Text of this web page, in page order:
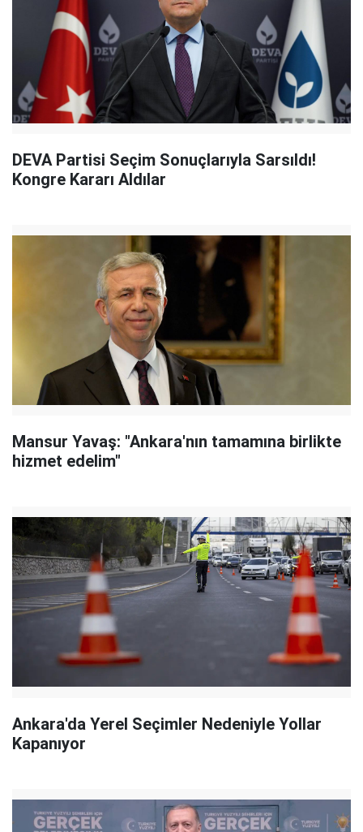
DEVA Partisi Seçim Sonuçlarıyla Sarsıldı!
Kongre Kararı Aldılar
Mansur Yavaş: "Ankara'nın tamamına birlikte
hizmet edelim"
Ankara'da Yerel Seçimler Nedeniyle Yollar
Kapanıyor